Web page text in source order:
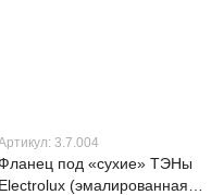
3.7.004
под «сухие» ТЭНы
Electrolux (эмалированная